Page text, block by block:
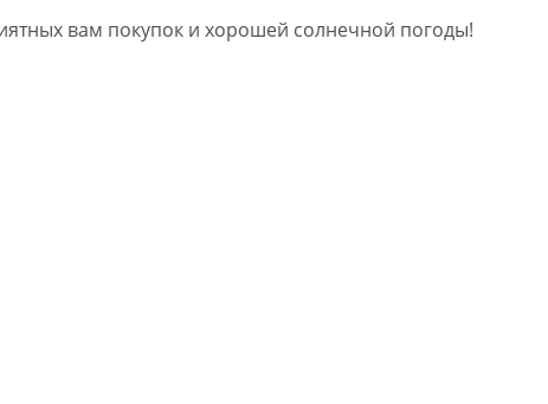
вам покупок и хорошей солнечной погоды!